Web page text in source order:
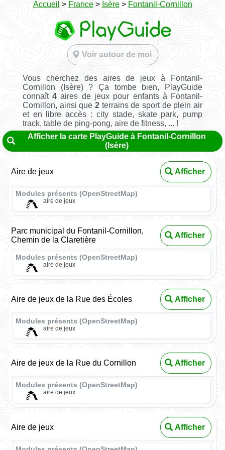
Accueil > France> Isère> Fontanil-Cornillon
Voir autour de moi
Vous cherchez des aires de jeux à Fontanil-
Cornillon (Isère) ? Ça tombe bien, PlayGuide
connaît4 aires de jeux pour enfants à Fontanil-
Cornillon, ainsi que 2terrains de sport de plein air
et en libre accès : city stade, skate park, pump
track, table de ping-pong, aire de fitness, ... !
Afficher la carte PlayGuide à Fontanil-Cornillon
(Isère)
Aire de jeux Afficher
Modules présents (OpenStreetMap)
aire de jeux
Parc municipal du Fontanil-Cornillon,
Chemin de la Claretière
Afficher
Modules présents (OpenStreetMap)
aire de jeux
Aire de jeux de la Rue des Écoles Afficher
Modules présents (OpenStreetMap)
aire de jeux
Aire de jeux de la Rue du Cornillon Afficher
Modules présents (OpenStreetMap)
aire de jeux
Aire de jeux Afficher